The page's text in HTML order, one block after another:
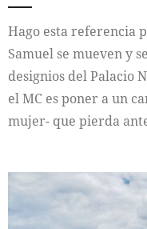
Hago esta referencia
Samuel se mueven y
designios del Palacio
el MC es poner a un
mujer- que pierda